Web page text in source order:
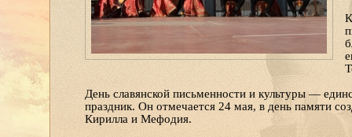
День славянской письменности и культуры —
праздник. Он отмечается 24 мая, в день памяти
Кирилла и Мефодия.